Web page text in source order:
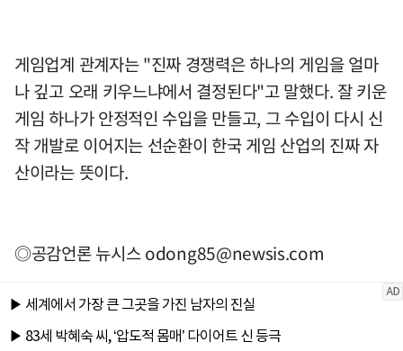
게임업계 관계자는 "진짜 경쟁력은 하나의 게임을 얼마
나 깊고 오래 키우느냐에서 결정된다"고 말했다. 잘 키운
게임 하나가 안정적인 수입을 만들고, 그 수입이 다시 신
작 개발로 이어지는 선순환이 한국 게임 산업의 진짜 자
산이라는 뜻이다.
◎공감언론 뉴시스odong85@newsis.com